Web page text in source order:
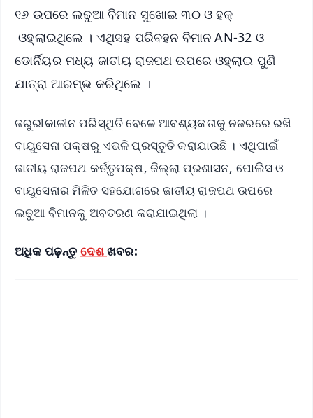
୧୬ ଉପରେ ଲଢୁଆ ବିମାନ ସୁଖୋଇ ୩୦ ଓ ହକ୍
ଓହ୍ଲାଇଥିଲେ । ଏଥିସହ ପରିବହନ ବିମାନ AN-32 ଓ
ଡୋର୍ନିୟର ମଧ୍ୟ ଜାତୀୟ ରାଜପଥ ଉପରେ ଓହ୍ଲାଇ ପୁଣି
ଯାତ୍ରା ଆରମ୍ଭ କରିଥିଲେ ।
ଜରୁରୀକାଳୀନ ପରିସ୍ଥିତି ବେଳେ ଆବଶ୍ୟକତାକୁ ନଜରରେ ରଖି
ବାୟୁସେନା ପକ୍ଷରୁ ଏଭଳି ପ୍ରସ୍ତୁତି କରାଯାଉଛି । ଏଥିପାଇଁ
ଜାତୀୟ ରାଜପଥ କର୍ତ୍ତୃପକ୍ଷ, ଜିଲ୍ଲା ପ୍ରଶାସନ, ପୋଲିସ ଓ
ବାୟୁସେନାର ମିଳିତ ସହଯୋଗରେ ଜାତୀୟ ରାଜପଥ ଉପରେ
ଲଢୁଆ ବିମାନକୁ ଅବତରଣ କରାଯାଇଥିଲା ।
ଅଧିକ ପଢ଼ନ୍ତୁ ଦେଶଖବର: